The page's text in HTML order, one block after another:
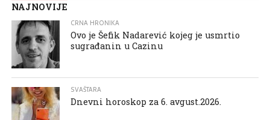
NAJNOVIJE
CRNA HRONIKA
Ovo je Šefik Nadarević kojeg je usmrtio
sugrađanin u Cazinu
SVAŠTARA
Dnevni horoskop za 6. avgust.2026.